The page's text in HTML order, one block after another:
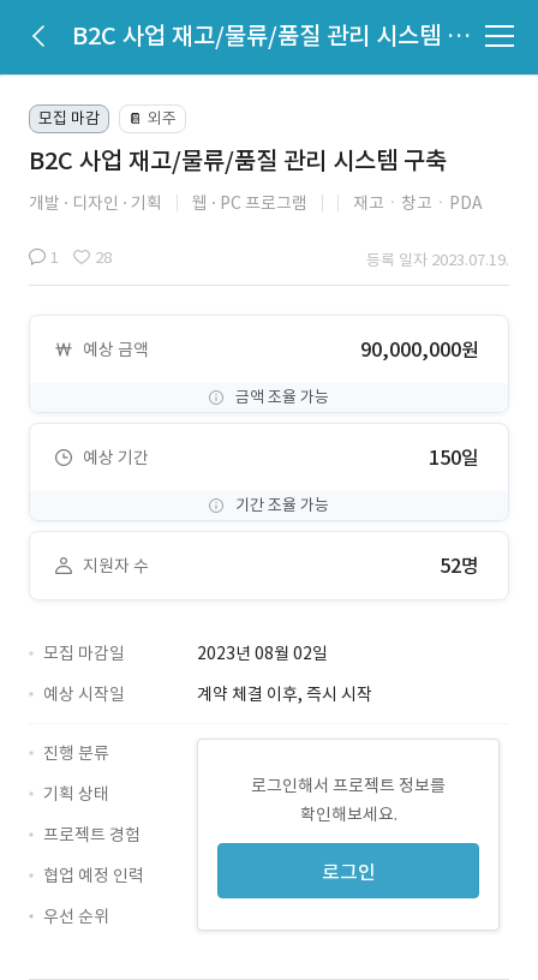
B2C 사업 재고/물류/품질 관리 시스템 구축
모집 마감 📔 외주
B2C 사업 재고/물류/품질 관리 시스템 구축
개발 디자인 기획 웹 PC 프로그램 재고ㆍ창고ㆍPDA
1 28 등록 일자 2023.07.19.
예상 금액 90,000,000원
금액 조율 가능
예상 기간 150일
기간 조율 가능
지원자 수 52명
모집 마감일
2023년 08월 02일
예상 시작일
계약 체결 이후, 즉시 시작
로그인해서 프로젝트 정보를
확인해보세요.
로그인
진행 분류
기획 상태
프로젝트 경험
협업 예정 인력
우선 순위